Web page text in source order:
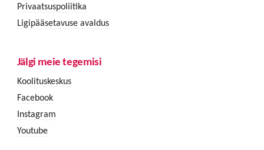
Privaatsuspoliitika
Ligipääsetavuse avaldus
Jälgi meie tegemisi
Koolituskeskus
Facebook
Instagram
Youtube